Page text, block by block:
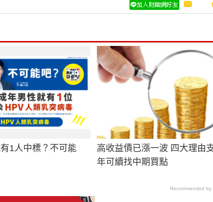
1人中標？不可能
高收益債已漲一波 四大理由
年可續找中期買點
Recommended by